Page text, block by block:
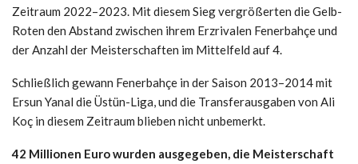
Zeitraum 2022–2023. Mit diesem Sieg vergrößerten die Gelb-
Roten den Abstand zwischen ihrem Erzrivalen Fenerbahçe und
der Anzahl der Meisterschaften im Mittelfeld auf 4.
Schließlich gewann Fenerbahçe in der Saison 2013–2014 mit
Ersun Yanal die Üstün-Liga, und die Transferausgaben von Ali
Koç in diesem Zeitraum blieben nicht unbemerkt.
42 Millionen Euro wurden ausgegeben, die Meisterschaft